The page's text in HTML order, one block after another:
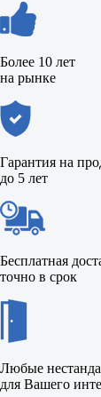
Более 10 лет
на рынке
Гарантия на
до 5 лет
Бесплатная
точно в срок
Любые
для Вашего